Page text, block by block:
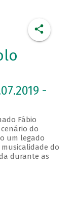
-
Fábio
do
um legado
do
durante as